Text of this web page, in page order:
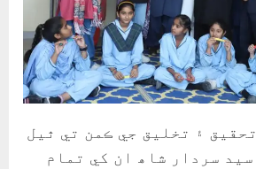
۽ تخليق جي ڪمن تي ٿيل
سردار شاھ ان کي تمام